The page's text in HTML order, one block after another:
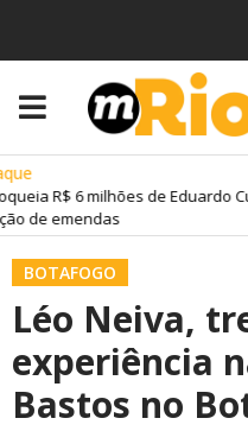
R$ 6 milhões de Eduardo
de emendas
BOTAFOGO
Léo Neiva,
experiência
Bastos no